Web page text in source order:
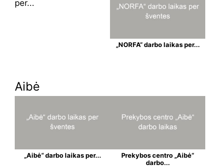
per...
„NORFA“ darbo laikas per...
Aibė
„Aibė“ darbo laikas per...
Prekybos centro „Aibė“
darbo...